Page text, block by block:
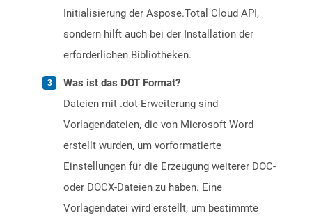
Initialisierung der Aspose.Total Cloud API,
sondern hilft auch bei der Installation der
erforderlichen Bibliotheken.
Was ist das DOT Format?
Dateien mit .dot-Erweiterung sind
Vorlagendateien, die von Microsoft Word
erstellt wurden, um vorformatierte
Einstellungen für die Erzeugung weiterer DOC-
oder DOCX-Dateien zu haben. Eine
Vorlagendatei wird erstellt, um bestimmte